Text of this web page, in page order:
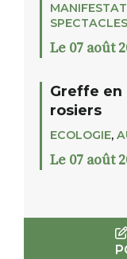
SPECTACLES
Le 07 août
Greffe
rosiers
ECOLOGIE,
Le 07 août